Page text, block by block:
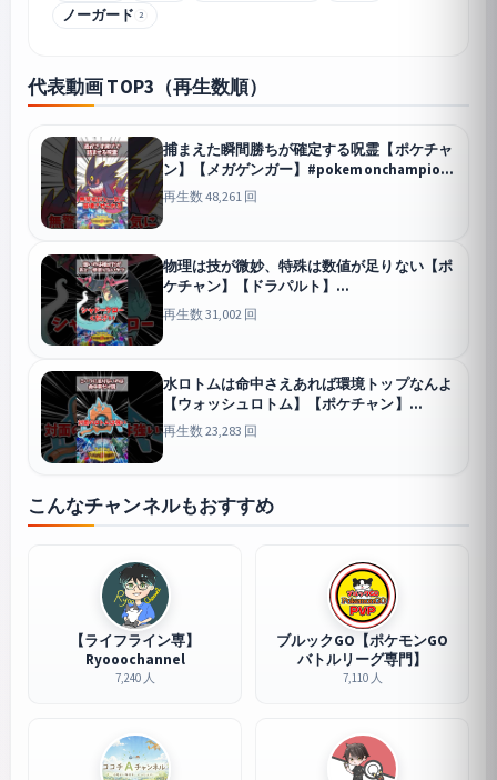
ノーガード 2
代表動画 TOP3（再生数順）
捕まえた瞬間勝ちが確定する呪霊【ポケチャ
ン】【メガゲンガー】#pokemonchampions
#ポケモン #ポケモンチャンピオンズ
再生数 48,261 回
物理は技が微妙、特殊は数値が足りない【ポ
ケチャン】【ドラパルト】
#pokemonchampions #ポケモン #ポケモン
チャンピオンズ
再生数 31,002 回
水ロトムは命中さえあれば環境トップなんよ
【ウォッシュロトム】【ポケチャン】
#pokemonchampions #ポケモン #ポケモン
チャンピオンズ
再生数 23,283 回
こんなチャンネルもおすすめ
【ライフライン専】
Ryooochannel
7,240 人
ブルックGO【ポケモンGO
バトルリーグ専門】
7,110 人